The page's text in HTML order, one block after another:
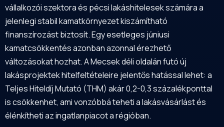
vállalkozói szektora és pécsi lakáshitelesek számára a
jelenlegi stabil kamatkörnyezet kiszámítható
finanszírozást biztosít. Egy esetleges júniusi
kamatcsökkentés azonban azonnal érezhető
változásokat hozhat. AMecsekdéli oldalán futó új
lakásprojektek hitelfeltételeire jelentős hatással lehet: a
Teljes Hiteldíj Mutató (THM) akár 0,2-0,3 százalékponttal
is csökkenhet, ami vonzóbbá teheti a lakásvásárlást és
élénkítheti az ingatlanpiacot a régióban.